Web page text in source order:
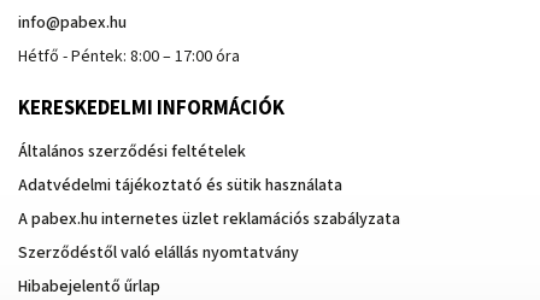
info@pabex.hu
Hétfő - Péntek: 8:00 – 17:00 óra
KERESKEDELMI INFORMÁCIÓK
Általános szerződési feltételek
Adatvédelmi tájékoztató és sütik használata
A pabex.hu internetes üzlet reklamációs szabályzata
Szerződéstől való elállás nyomtatvány
Hibabejelentő űrlap